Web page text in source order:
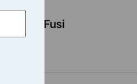
dei Fusi